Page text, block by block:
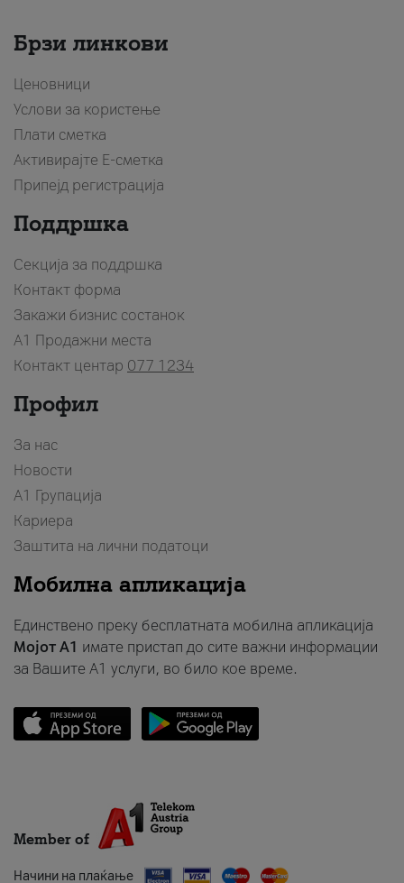
Брзи линкови
Ценовници
Услови за користење
Плати сметка
Активирајте Е-сметка
Припејд регистрација
Поддршка
Секција за поддршка
Контакт форма
Закажи бизнис состанок
A1 Продажни места
Контакт центар 077 1234
Профил
За нас
Новости
А1 Групација
Кариера
Заштита на лични податоци
Мобилна апликација
Единствено преку бесплатната мобилна апликација
Мојот A1 имате пристап до сите важни информации
за Вашите A1 услуги, во било кое време.
Member of
Начини на плаќање